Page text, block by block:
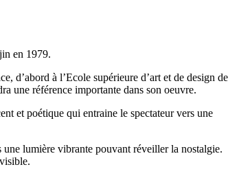
en 1979.
d’abord à l’Ecole supérieure d’art et de design de
une référence importante dans son oeuvre.
et poétique qui entraine le spectateur vers une
une lumière vibrante pouvant réveiller la nostalgie.